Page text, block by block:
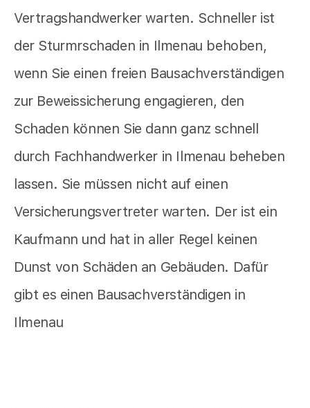
Vertragshandwerker warten. Schneller ist
der Sturmrschaden in Ilmenau behoben,
wenn Sie einen freien Bausachverständigen
zur Beweissicherung engagieren, den
Schaden können Sie dann ganz schnell
durch Fachhandwerker in Ilmenau beheben
lassen. Sie müssen nicht auf einen
Versicherungsvertreter warten. Der ist ein
Kaufmann und hat in aller Regel keinen
Dunst von Schäden an Gebäuden. Dafür
gibt es einen Bausachverständigen in
Ilmenau